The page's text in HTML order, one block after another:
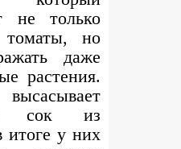
не только
но
даже
растения.
сок из
итоге у них